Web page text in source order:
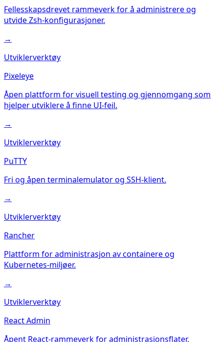
Fellesskapsdrevet rammeverk for å administrere og
utvide Zsh-konfigurasjoner.
→
Utviklerverktøy
Pixeleye
Åpen plattform for visuell testing og gjennomgang som
hjelper utviklere å finne UI-feil.
→
Utviklerverktøy
PuTTY
Fri og åpen terminalemulator og SSH-klient.
→
Utviklerverktøy
Rancher
Plattform for administrasjon av containere og
Kubernetes-miljøer.
→
Utviklerverktøy
React Admin
Åpent React-rammeverk for administrasjonsflater,